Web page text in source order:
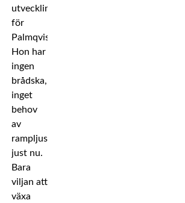
utveckling
för
Palmqvist.
Hon har
ingen
brådska,
inget
behov
av
rampljus
just nu.
Bara
viljan att
växa